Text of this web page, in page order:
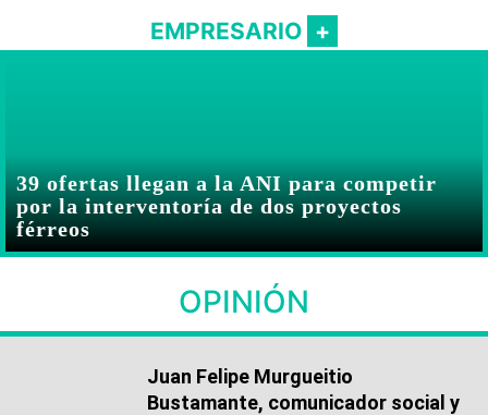
EMPRESARIO
39 ofertas llegan a la ANI para competir
por la interventoría de dos proyectos
férreos
OPINIÓN
Juan Felipe Murgueitio
Bustamante, comunicador social y